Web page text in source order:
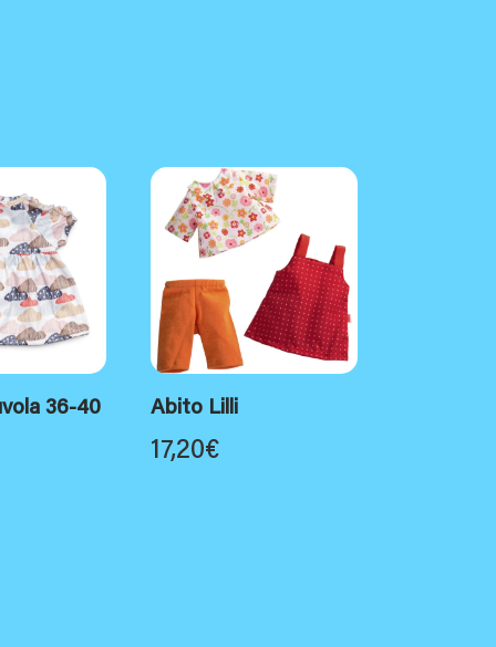
36-40 Abito Lilli
17,20€